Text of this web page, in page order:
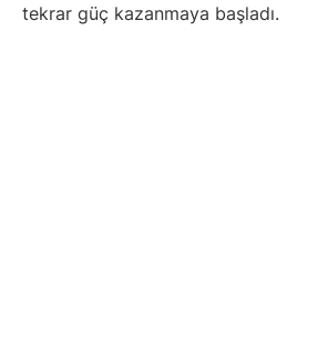
tekrar güç kazanmaya başladı.